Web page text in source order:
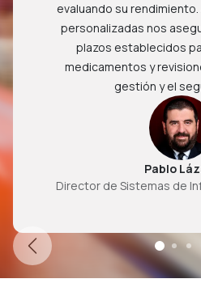
evaluando su
personalizadas nos
plazos establecidos
medicamentos y
gestión y el
Pablo
Director de Sistemas de
Anterior